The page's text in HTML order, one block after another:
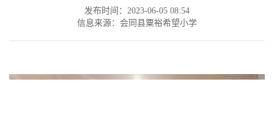
发布时间：2023-06-05 08:54
信息来源：会同县粟裕希望小学